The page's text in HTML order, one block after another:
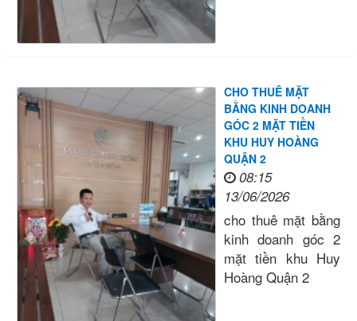
CHO THUÊ MẶT
BẰNG KINH DOANH
GÓC 2 MẶT TIỀN
KHU HUY HOÀNG
QUẬN 2
08:15
13/06/2026
cho thuê mặt bằng
kinh doanh góc 2
mặt tiền khu Huy
Hoàng Quận 2